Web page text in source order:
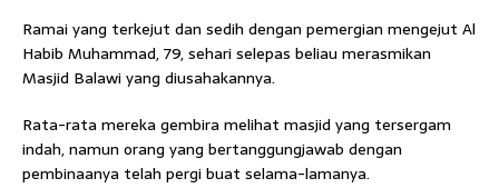
Ramai yang terkejut dan sedih dengan pemergian mengejut Al
Habib Muhammad, 79, sehari selepas beliau merasmikan
Masjid Balawi yang diusahakannya.
Rata-rata mereka gembira melihat masjid yang tersergam
indah, namun orang yang bertanggungjawab dengan
pembinaanya telah pergi buat selama-lamanya.